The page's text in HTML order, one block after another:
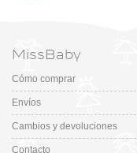
MissBaby
Cómo comprar
Envíos
Cambios y devoluciones
Contacto